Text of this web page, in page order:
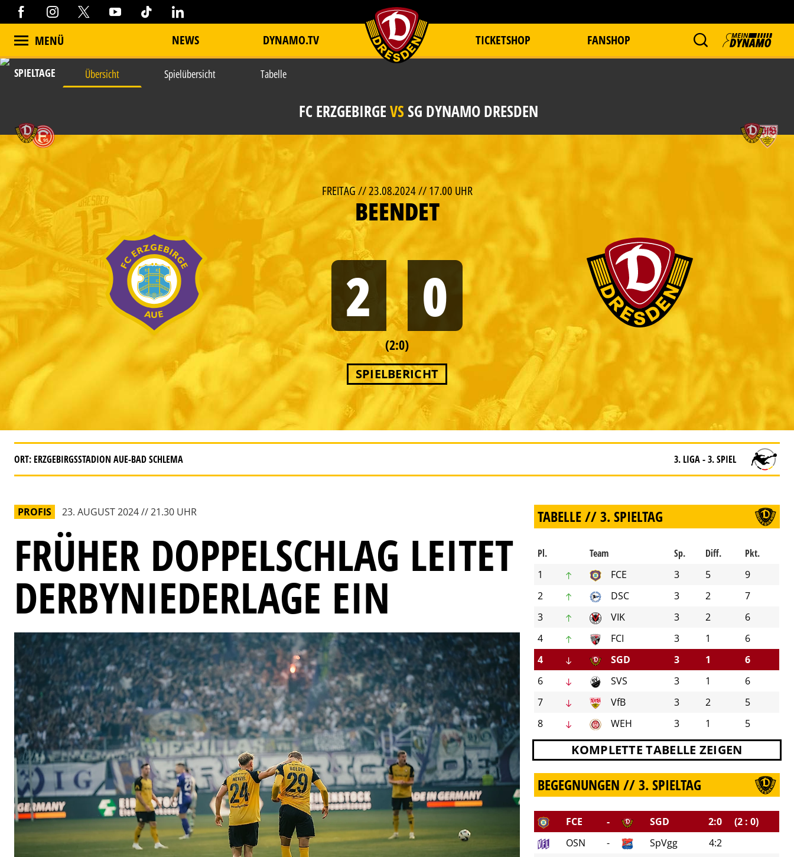
MENÜ NEWS DYNAMO.TV item.title TICKETSHOP FANSHOP
SPIELTAGE Übersicht Spielübersicht Tabelle
FC ERZGEBIRGEVSSG DYNAMO DRESDEN
FREITAG // 23.08.2024 // 17.00 UHR
BEENDET
2 0
(2:0)
SPIELBERICHT
ORT: ERZGEBIRGSSTADION AUE-BAD SCHLEMA 3. LIGA - 3. SPIEL
PROFIS 23. AUGUST 2024 // 21.30 UHR
FRÜHER DOPPELSCHLAG LEITET
DERBYNIEDERLAGE EIN
TABELLE // 3. SPIELTAG
Pl. Team Sp. Diff.
Pkt.
1
FCE 3 5
9
2
DSC 3 2
7
3
VIK 3 2
6
4
FCI 3 1
6
4
SGD 3 1
6
6
SVS 3 1
6
7
VfB 3 2
5
8
WEH 3 1 5
KOMPLETTE TABELLE ZEIGEN
BEGEGNUNGEN // 3. SPIELTAG
FCE - SGD 2:0
(2 : 0)
OSN
- SpVgg
4:2